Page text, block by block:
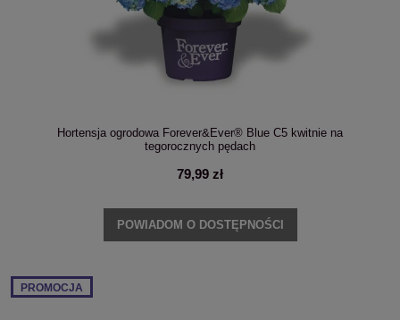
Hortensja ogrodowa Forever&Ever® Blue C5 kwitnie na
tegorocznych pędach
79,99 zł
POWIADOM O DOSTĘPNOŚCI
PROMOCJA